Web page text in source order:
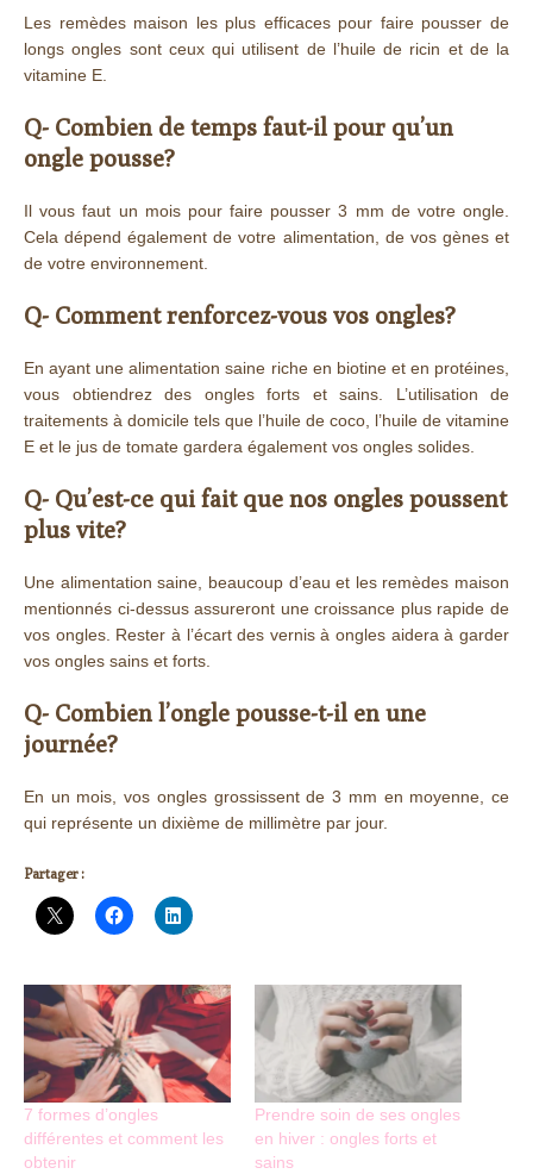
Les remèdes maison les plus efficaces pour faire pousser de
longs ongles sont ceux qui utilisent de l’huile de ricin et de la
vitamine E.
Q- Combien de temps faut-il pour qu’un
ongle pousse?
Il vous faut un mois pour faire pousser 3 mm de votre ongle.
Cela dépend également de votre alimentation, de vos gènes et
de votre environnement.
Q- Comment renforcez-vous vos ongles?
En ayant une alimentation saine riche en biotine et en protéines,
vous obtiendrez des ongles forts et sains. L’utilisation de
traitements à domicile tels que l’huile de coco, l’huile de vitamine
E et le jus de tomate gardera également vos ongles solides.
Q- Qu’est-ce qui fait que nos ongles poussent
plus vite?
Une alimentation saine, beaucoup d’eau et les remèdes maison
mentionnés ci-dessus assureront une croissance plus rapide de
vos ongles. Rester à l’écart des vernis à ongles aidera à garder
vos ongles sains et forts.
Q- Combien l’ongle pousse-t-il en une
journée?
En un mois, vos ongles grossissent de 3 mm en moyenne, ce
qui représente un dixième de millimètre par jour.
Partager :
7 formes d’ongles
différentes et comment les
obtenir
Prendre soin de ses ongles
en hiver : ongles forts et
sains